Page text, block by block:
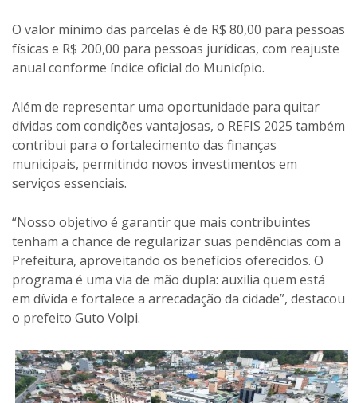
O valor mínimo das parcelas é de R$ 80,00 para pessoas
físicas e R$ 200,00 para pessoas jurídicas, com reajuste
anual conforme índice oficial do Município.
Além de representar uma oportunidade para quitar
dívidas com condições vantajosas, o REFIS 2025 também
contribui para o fortalecimento das finanças
municipais, permitindo novos investimentos em
serviços essenciais.
“Nosso objetivo é garantir que mais contribuintes
tenham a chance de regularizar suas pendências com a
Prefeitura, aproveitando os benefícios oferecidos. O
programa é uma via de mão dupla: auxilia quem está
em dívida e fortalece a arrecadação da cidade”, destacou
o prefeito Guto Volpi.